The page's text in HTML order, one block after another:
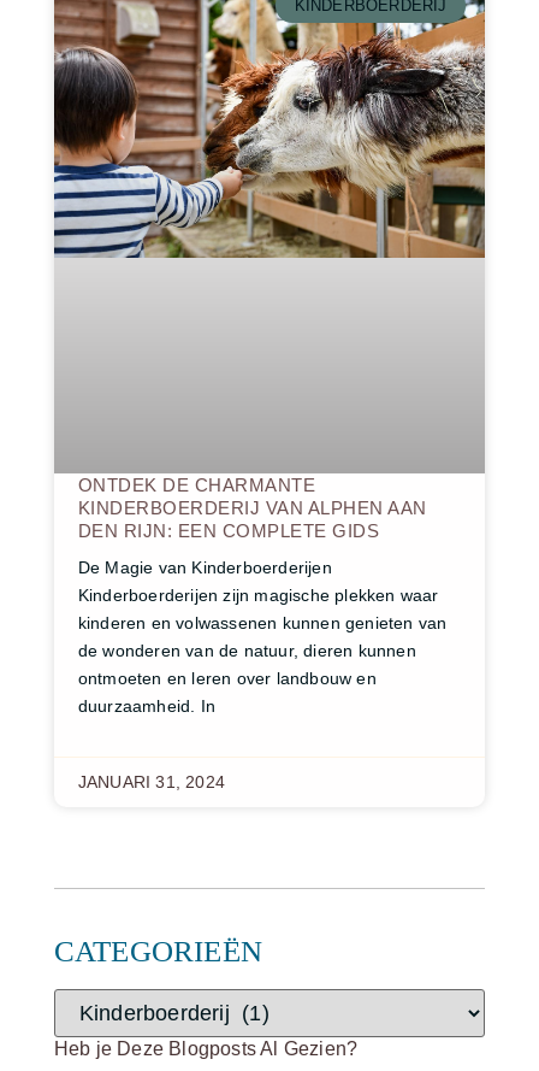
CATEGORIEËN
Heb je Deze Blogposts Al Gezien?
KINDERBOERDERIJ
ONTDEK DE CHARMANTE
KINDERBOERDERIJ VAN ALPHEN AAN
DEN RIJN: EEN COMPLETE GIDS
De Magie van Kinderboerderijen
Kinderboerderijen zijn magische plekken waar
kinderen en volwassenen kunnen genieten van
de wonderen van de natuur, dieren kunnen
ontmoeten en leren over landbouw en
duurzaamheid. In
JANUARI 31, 2024